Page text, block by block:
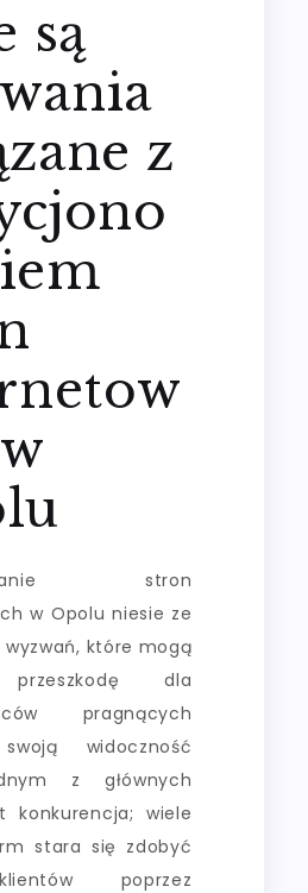
są
z
stron
w Opolu niesie ze
wyzwań, które mogą
dla
pragnących
widoczność
z głównych
konkurencja; wiele
stara się zdobyć
poprzez